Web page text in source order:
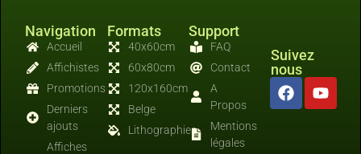
Navigation
Accueil
Affichistes
Promotions
Derniers
ajouts
Affiches
Formats
40x60cm
60x80cm
120x160cm
Belge
Lithographies
Support
FAQ
Contact
A
Propos
Mentions
légales
Suivez
nous